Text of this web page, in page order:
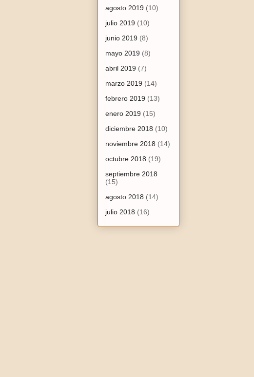
agosto 2019 (10)
julio 2019 (10)
junio 2019 (8)
mayo 2019 (8)
abril 2019 (7)
marzo 2019 (14)
febrero 2019 (13)
enero 2019 (15)
diciembre 2018 (10)
noviembre 2018 (14)
octubre 2018 (19)
septiembre 2018
(15)
agosto 2018 (14)
julio 2018 (16)